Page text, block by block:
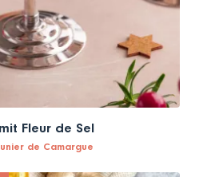
Fleur de Sel
de Camargue